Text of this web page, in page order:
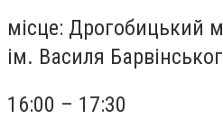
місце: Дрогобицький
ім. Василя
16:00 – 17:30